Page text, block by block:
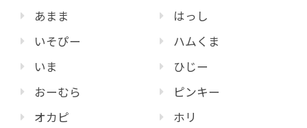
あまま
いそぴー
いま
おーむら
オカピ
はっし
ハムくま
ひじー
ピンキー
ホリ